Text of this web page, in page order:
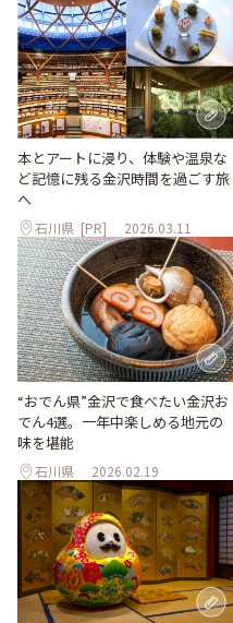
本とアートに浸り、体験や温泉な
ど記憶に残る金沢時間を過ごす旅
へ
石川県 [PR] 2026.03.11
“おでん県”金沢で食べたい金沢お
でん4選。一年中楽しめる地元の
味を堪能
石川県 2026.02.19